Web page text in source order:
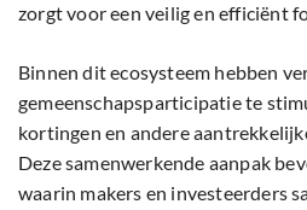
zorgt voor een veilig en efficiënt
Binnen dit ecosysteem hebben
gemeenschapsparticipatie te
kortingen en andere
Deze samenwerkende aanpak
waarin makers en investeerders